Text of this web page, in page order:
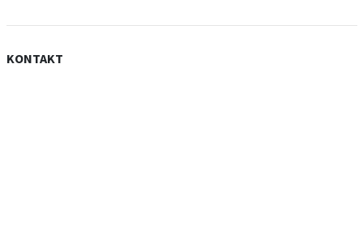
KONTAKT